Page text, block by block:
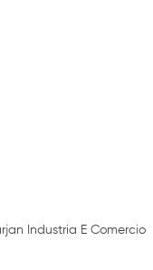
Industria E Comercio